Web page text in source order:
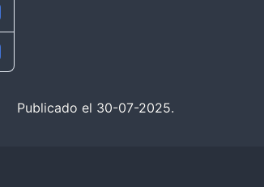
Publicado el 30-07-2025.